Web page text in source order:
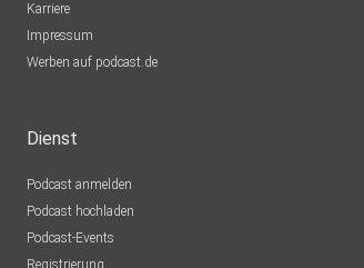
Karriere
Impressum
Werben auf podcast.de
Dienst
Podcast anmelden
Podcast hochladen
Podcast-Events
Registrierung